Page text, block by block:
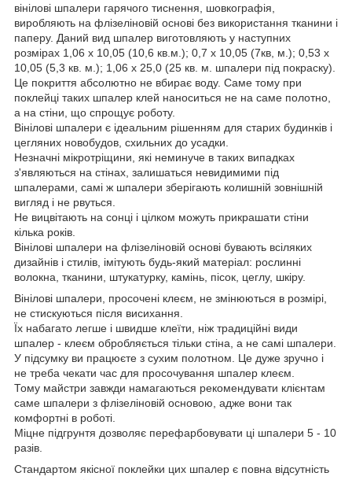
вінілові шпалери гарячого тиснення, шовкографія,
виробляють на флізеліновій основі без використання тканини і
паперу. Даний вид шпалер виготовляють у наступних
розмірах 1,06 х 10,05 (10,6 кв.м.); 0,7 х 10,05 (7кв, м.); 0,53 х
10,05 (5,3 кв. м.); 1,06 х 25,0 (25 кв. м. шпалери під покраску).
Це покриття абсолютно не вбирає воду. Саме тому при
поклейці таких шпалер клей наноситься не на саме полотно,
а на стіни, що спрощує роботу.
Вінілові шпалери є ідеальним рішенням для старих будинків і
цегляних новобудов, схильних до усадки.
Незначні мікротріщини, які неминуче в таких випадках
з'являються на стінах, залишаться невидимими під
шпалерами, самі ж шпалери зберігають колишній зовнішній
вигляд і не рвуться.
Не вицвітають на сонці і цілком можуть прикрашати стіни
кілька років.
Вінілові шпалери на флізеліновій основі бувають всіляких
дизайнів і стилів, імітують будь-який матеріал: рослинні
волокна, тканини, штукатурку, камінь, пісок, цеглу, шкіру.
Вінілові шпалери, просочені клеєм, не змінюються в розмірі,
не стискуються після висихання.
Їх набагато легше і швидше клеїти, ніж традиційні види
шпалер - клеєм обробляється тільки стіна, а не самі шпалери.
У підсумку ви працюєте з сухим полотном. Це дуже зручно і
не треба чекати час для просочування шпалер клеєм.
Тому майстри завжди намагаються рекомендувати клієнтам
саме шпалери з флізеліновій основою, адже вони так
комфортні в роботі.
Міцне підгрунтя дозволяє перефарбовувати ці шпалери 5 - 10
разів.
Стандартом якісної поклейки цих шпалер є повна відсутність